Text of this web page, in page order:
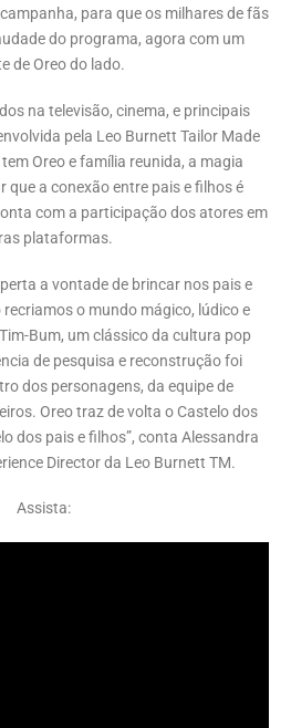
para que os milhares de fãs
do programa, agora com um
de Oreo do lado.
na televisão, cinema, e principais
pela Leo Burnett Tailor Made
Oreo e família reunida, a magia
que a conexão entre pais e filhos é
com a participação dos atores em
plataformas.
a vontade de brincar nos pais e
o mundo mágico, lúdico e
Bum, um clássico da cultura pop
de pesquisa e reconstrução foi
dos personagens, da equipe de
Oreo traz de volta o Castelo dos
dos pais e filhos”, conta Alessandra
Director da Leo Burnett TM.
Assista: